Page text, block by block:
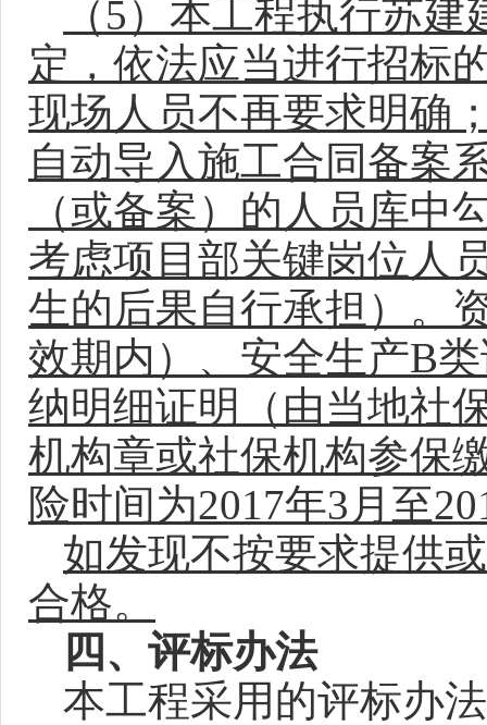
（5）本工程执行苏
定，依法应当进行招标
现场人员不再要求明确
自动导入施工合同备案
（或备案）的人员库中
考虑项目部关键岗位人
生的后果自行承担）。
效期内）、安全生产B
纳明细证明（由当地社
机构章或社保机构参保
险时间为2017年3月至
如发现不按要求提供
合格。
四、评标办法
本工程采用的评标办